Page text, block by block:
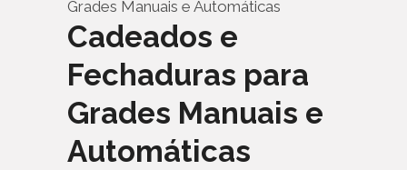
Cadeados e
Fechaduras para
Grades Manuais e
Automáticas